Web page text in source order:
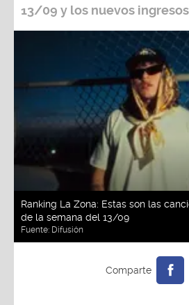
13/09 y los nuevos
Ranking La Zona: Estas son las
de la semana del 13/09
Fuente: Difusión